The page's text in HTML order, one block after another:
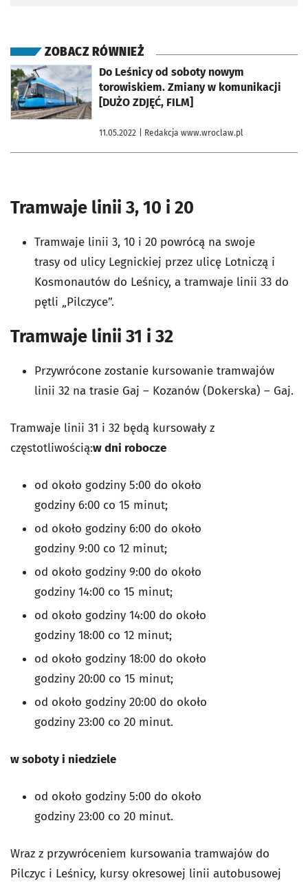
ZOBACZ RÓWNIEŻ
Do Leśnicy od soboty nowym
torowiskiem. Zmiany w komunikacji
[DUŻO ZDJĘĆ, FILM]
11.05.2022 | Redakcja www.wroclaw.pl
otworzy się w nowej karcie
Tramwaje linii 3, 10 i 20
Tramwaje linii 3, 10 i 20 powrócą na swoje
trasy od ulicy Legnickiej przez ulicę Lotniczą i
Kosmonautów do Leśnicy, a tramwaje linii 33 do
pętli „Pilczyce”.
Tramwaje linii 31 i 32
Przywrócone zostanie kursowanie tramwajów
linii 32 na trasie Gaj – Kozanów (Dokerska) – Gaj.
Tramwaje linii 31 i 32 będą kursowały z
częstotliwością:w dni robocze
od około godziny 5:00 do około
godziny 6:00 co 15 minut;
od około godziny 6:00 do około
godziny 9:00 co 12 minut;
od około godziny 9:00 do około
godziny 14:00 co 15 minut;
od około godziny 14:00 do około
godziny 18:00 co 12 minut;
od około godziny 18:00 do około
godziny 20:00 co 15 minut;
od około godziny 20:00 do około
godziny 23:00 co 20 minut.
w soboty i niedziele
od około godziny 5:00 do około
godziny 23:00 co 20 minut.
Wraz z przywróceniem kursowania tramwajów do
Pilczyc i Leśnicy, kursy okresowej linii autobusowej